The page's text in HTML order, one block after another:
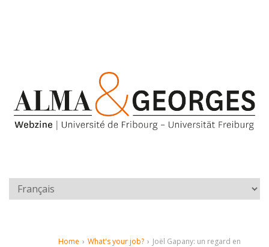
Home › What's your job? › Joël Gapany: un regard en